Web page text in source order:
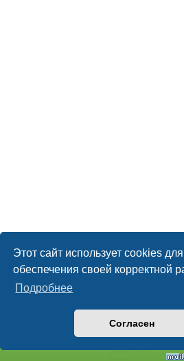
Этот сайт использует cookies для
обеспечения своей корректной
Подробнее
Согласен
Главная Форумы
Time: 0.053s| Peak Memory Usage: 2.15
© phpBB Guru,
Powered by
Style byArtodia